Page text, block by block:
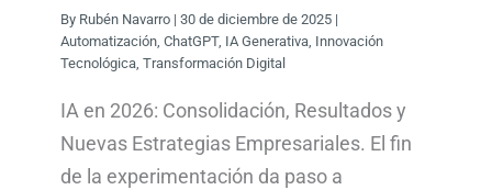
By Rubén Navarro |30 de diciembre de 2025 |
Automatización ,ChatGPT, IA Generativa Innovación
Tecnológica ,Transformación Digital
IA en 2026: Consolidación, Resultados y
Nuevas Estrategias Empresariales. El fin
de la experimentación da paso a